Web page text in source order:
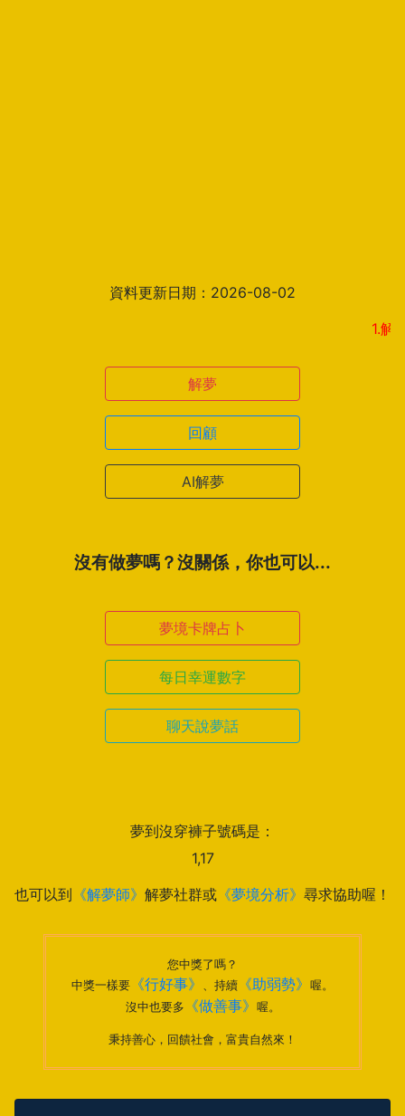
資料更新日期：2026-08-02
1.解夢結
解夢
回顧
AI解夢
沒有做夢嗎？沒關係，你也可以...
夢境卡牌占卜
每日幸運數字
聊天說夢話
夢到沒穿褲子號碼是：
1,17
也可以到 《解夢師》 解夢社群或 《夢境分析》 尋求協助喔！
您中獎了嗎？
中獎一樣要 《行好事》 、持續 《助弱勢》 喔。
沒中也要多
《做善事》 喔。
秉持善心，回饋社會，富貴自然來！